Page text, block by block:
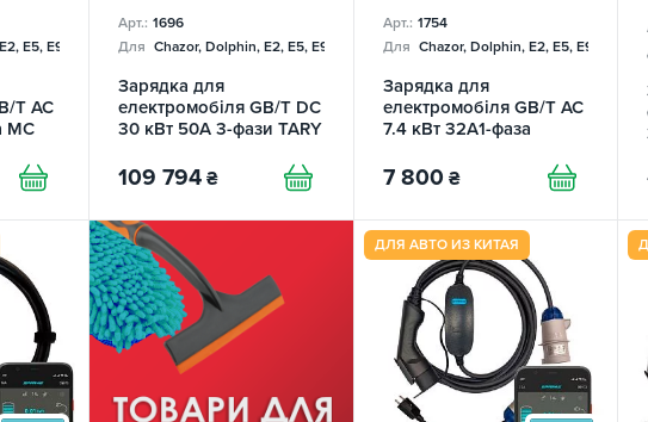
E5, E9, Mercedes
T AC
MC
Арт.: 1696
Для Chazor, Dolphin, E2, E5, E9, Mercedes
Зарядка для
електромобіля GB/T DC
30 кВт 50А 3-фази TARY
109 794 ₴
Арт.: 1754
Для Chazor, Dolphin, E2, E5, E9,
Зарядка для
електромобіля GB/T AC
7.4 кВт 32A1-фаза
7 800 ₴
ДЛЯ АВТО ИЗ КИТАЯ